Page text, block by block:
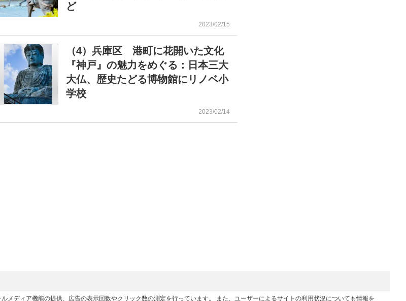
ど
2023/02/15
（4）兵庫区 港町に花開いた文化
『神戸』の魅力をめぐる：日本三大
大仏、歴史たどる博物館にリノベ小
学校
2023/02/14
ディア機能の提供、広告の表示回数やクリック数の測定を行っています。 また、ユーザーによるサイトの利用状況についても情報を